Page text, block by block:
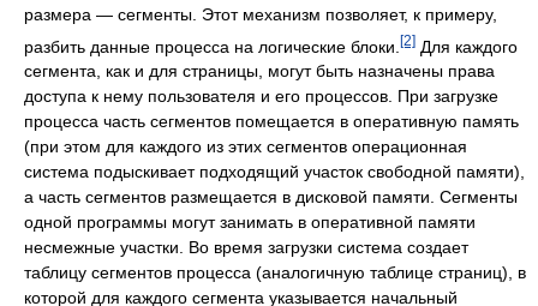
размера — сегменты. Этот механизм позволяет, к примеру,
разбить данные процесса на логические блоки. [2] Для каждого
сегмента, как и для страницы, могут быть назначены права
доступа к нему пользователя и его процессов. При загрузке
процесса часть сегментов помещается в оперативную память
(при этом для каждого из этих сегментов операционная
система подыскивает подходящий участок свободной памяти),
а часть сегментов размещается в дисковой памяти. Сегменты
одной программы могут занимать в оперативной памяти
несмежные участки. Во время загрузки система создает
таблицу сегментов процесса (аналогичную таблице страниц), в
которой для каждого сегмента указывается начальный